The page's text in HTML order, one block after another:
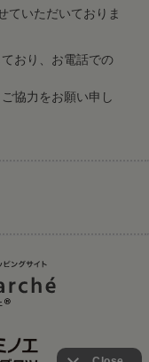
ていただいておりま
おり、お電話での
協力をお願い申し